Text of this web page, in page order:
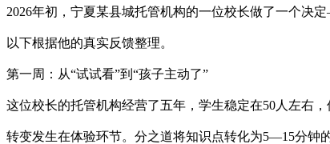
2026年初，宁夏某县城托管机构的一位校长做了一个决
以下根据他的真实反馈整理。
第一周：从“试试看”到“孩子主动了”
这位校长的托管机构经营了五年，学生稳定在50人左右
转变发生在体验环节。分之道将知识点转化为5—15分钟